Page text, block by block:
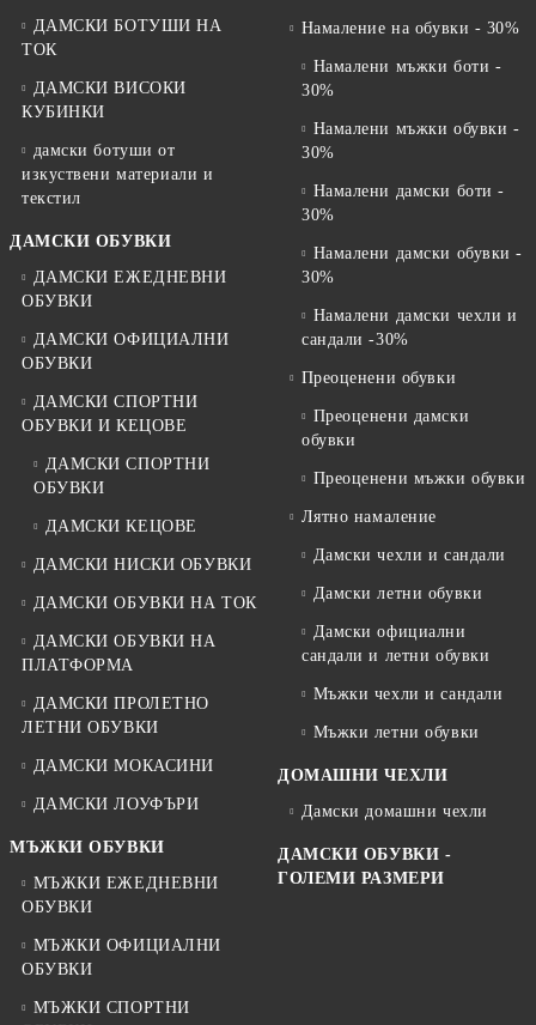
ДАМСКИ БОТУШИ НА
ТОК
ДАМСКИ ВИСОКИ
КУБИНКИ
дамски ботуши от
изкуствени материали и
текстил
ДАМСКИ ОБУВКИ
ДАМСКИ ЕЖЕДНЕВНИ
ОБУВКИ
ДАМСКИ ОФИЦИАЛНИ
ОБУВКИ
ДАМСКИ СПОРТНИ
ОБУВКИ И КЕЦОВЕ
ДАМСКИ СПОРТНИ
ОБУВКИ
ДАМСКИ КЕЦОВЕ
ДАМСКИ НИСКИ ОБУВКИ
ДАМСКИ ОБУВКИ НА ТОК
ДАМСКИ ОБУВКИ НА
ПЛАТФОРМА
ДАМСКИ ПРОЛЕТНО
ЛЕТНИ ОБУВКИ
ДАМСКИ МОКАСИНИ
ДАМСКИ ЛОУФЪРИ
МЪЖКИ ОБУВКИ
МЪЖКИ ЕЖЕДНЕВНИ
ОБУВКИ
МЪЖКИ ОФИЦИАЛНИ
ОБУВКИ
МЪЖКИ СПОРТНИ
Намаление на обувки - 30%
Намалени мъжки боти -
30%
Намалени мъжки обувки -
30%
Намалени дамски боти -
30%
Намалени дамски обувки -
30%
Намалени дамски чехли и
сандали -30%
Преоценени обувки
Преоценени дамски
обувки
Преоценени мъжки обувки
Лятно намаление
Дамски чехли и сандали
Дамски летни обувки
Дамски официални
сандали и летни обувки
Мъжки чехли и сандали
Мъжки летни обувки
ДОМАШНИ ЧЕХЛИ
Дамски домашни чехли
ДАМСКИ ОБУВКИ -
ГОЛЕМИ РАЗМЕРИ